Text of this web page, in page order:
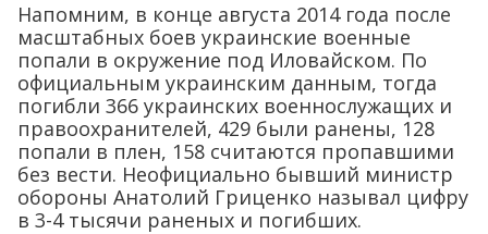
Напомним, в конце августа 2014 года после
масштабных боев украинские военные
попали в окружение под Иловайском. По
официальным украинским данным, тогда
погибли 366 украинских военнослужащих и
правоохранителей, 429 были ранены, 128
попали в плен, 158 считаются пропавшими
без вести. Неофициально бывший министр
обороны Анатолий Гриценко называл цифру
в 3-4 тысячи раненых и погибших.